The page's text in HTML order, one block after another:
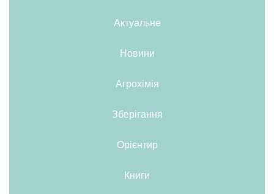
Актуальне
Новини
Агрохімія
Зберігання
Орієнтир
Книги